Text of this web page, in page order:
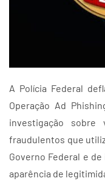
A Polícia Federal
Operação Ad
investigação sobre
fraudulentos que
Governo Federal e
aparência de